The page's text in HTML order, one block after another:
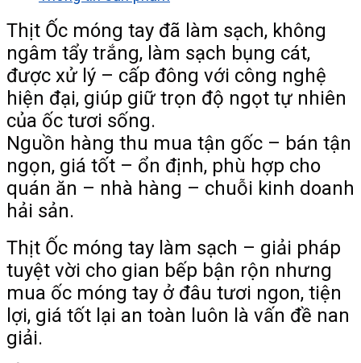
Thịt Ốc móng tay đã làm sạch, không
ngâm tẩy trắng, làm sạch bụng cát,
được xử lý – cấp đông với công nghệ
hiện đại, giúp giữ trọn độ ngọt tự nhiên
của ốc tươi sống.
Nguồn hàng thu mua tận gốc – bán tận
ngọn, giá tốt – ổn định, phù hợp cho
quán ăn – nhà hàng – chuỗi kinh doanh
hải sản.
Thịt Ốc móng tay làm sạch – giải pháp
tuyệt vời cho gian bếp bận rộn nhưng
mua ốc móng tay ở đâu tươi ngon, tiện
lợi, giá tốt lại an toàn luôn là vấn đề nan
giải.